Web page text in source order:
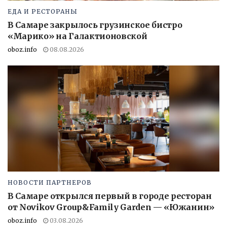
ЕДА И РЕСТОРАНЫ
В Самаре закрылось грузинское бистро
«Марико» на Галактионовской
oboz.info 08.08.2026
НОВОСТИ ПАРТНЕРОВ
В Самаре открылся первый в городе ресторан
от Novikov Group&Family Garden — «Южанин»
oboz.info 03.08.2026